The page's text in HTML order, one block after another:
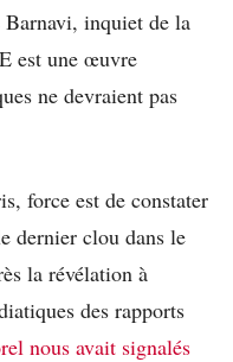
Barnavi, inquiet de la
est une œuvre
ne devraient pas
force est de constater
dernier clou dans le
la révélation à
des rapports
nous avait signalés